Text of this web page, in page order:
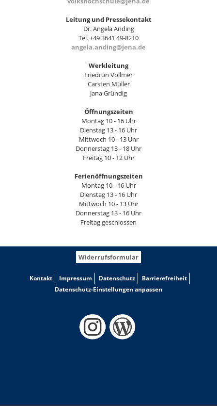
Leitung und Pressekontakt
Dr. Angela Anding
Tel. +49 3641 49-8210
angela.anding@jena.de
Werkleitung
Friedrun Vollmer
Carsten Müller
Jana Gründig
Öffnungszeiten
Montag 10 - 16 Uhr
Dienstag 13 - 16 Uhr
Mittwoch 10 - 13 Uhr
Donnerstag 13 - 18 Uhr
Freitag 10 - 12 Uhr
Ferienöffnungszeiten
Montag 10 - 16 Uhr
Dienstag 13 - 16 Uhr
Mittwoch 10 - 13 Uhr
Donnerstag 13 - 16 Uhr
Freitag geschlossen
Widerrufsformular
Kontakt Impressum Datenschutz
Barrierefreiheit
Datenschutz-Einstellungen anpassen